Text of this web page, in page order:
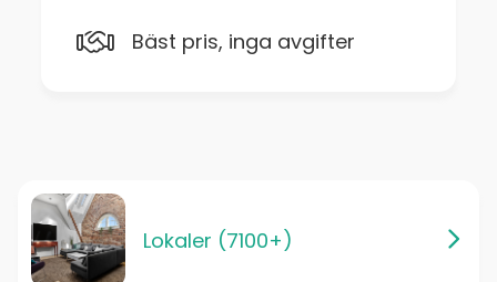
Bäst pris, inga avgifter
Lokaler (7100+)